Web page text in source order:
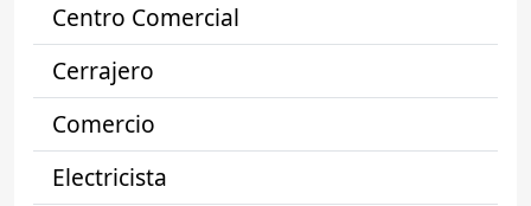
Centro Comercial
Cerrajero
Comercio
Electricista